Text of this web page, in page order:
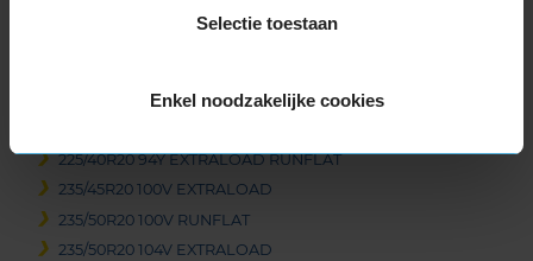
Selectie toestaan
Enkel noodzakelijke cookies
225/40R20 94Y EXTRALOAD RUNFLAT
235/45R20 100V EXTRALOAD
235/50R20 100V RUNFLAT
235/50R20 104V EXTRALOAD